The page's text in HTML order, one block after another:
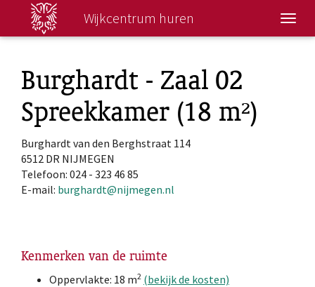
Wissel
Wijkcentrum huren
Burghardt - Zaal 02
Spreekkamer (18 m²)
Burghardt van den Berghstraat 114
6512 DR NIJMEGEN
Telefoon: 024 - 323 46 85
E-mail: burghardt@nijmegen.nl
Kenmerken van de ruimte
Oppervlakte: 18 m2 (bekijk de kosten)